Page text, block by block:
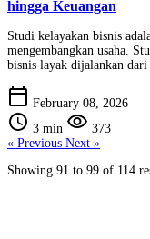
hingga Keuangan
Studi kelayakan bisnis
mengembangkan usaha.
bisnis layak dijalankan dari
calendar_today February 08, 2026
schedule 3 min visibility 373
« Previous Next »
Showing 91 to 99 of 114